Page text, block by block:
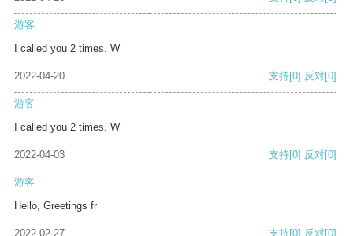
游客
I called you 2 times. W
2022-04-20 支持[0] 反对[0]
游客
I called you 2 times. W
2022-04-03 支持[0] 反对[0]
游客
Hello, Greetings fr
2022-02-27 支持[0] 反对[0]